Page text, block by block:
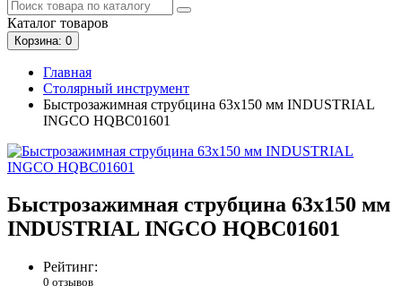
Каталог товаров
Корзина: 0
Главная
Столярный инструмент
Быстрозажимная струбцина 63х150 мм INDUSTRIAL
INGCO HQBC01601
Быстрозажимная струбцина 63х150 мм
INDUSTRIAL INGCO HQBC01601
Рейтинг:
0 отзывов